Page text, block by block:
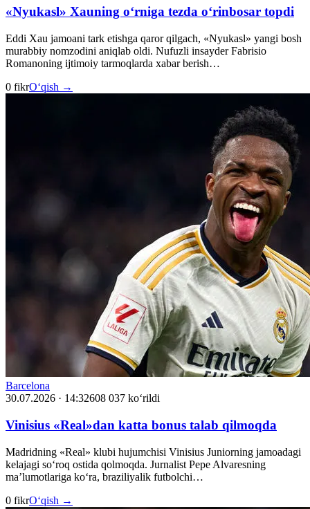
«Nyukasl» Xauning o‘rniga tezda o‘rinbosar topdi
Eddi Xau jamoani tark etishga qaror qilgach, «Nyukasl» yangi bosh
murabbiy nomzodini aniqlab oldi. Nufuzli insayder Fabrisio
Romanoning ijtimoiy tarmoqlarda xabar berish…
0 fikrO‘qish →
Barcelona
30.07.2026 · 14:32608 037 ko‘rildi
Vinisius «Real»dan katta bonus talab qilmoqda
Madridning «Real» klubi hujumchisi Vinisius Juniorning jamoadagi
kelajagi so‘roq ostida qolmoqda. Jurnalist Pepe Alvaresning
ma’lumotlariga ko‘ra, braziliyalik futbolchi…
0 fikrO‘qish →